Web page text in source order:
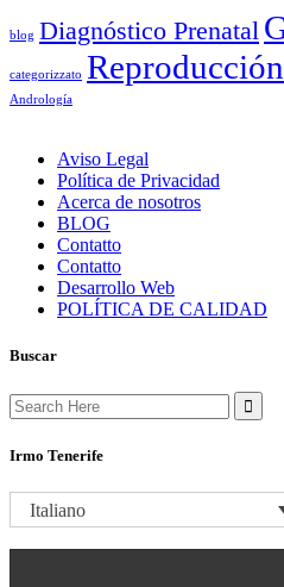
blog Diagnóstico Prenatal
categorizzato
Andrología
Aviso Legal
Política de Privacidad
Acerca de nosotros
BLOG
Contatto
Contatto
Desarrollo Web
POLÍTICA DE CALIDAD
Buscar
Search
for:
Irmo Tenerife
Italiano